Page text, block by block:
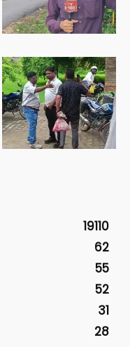
19110
62
55
52
31
28